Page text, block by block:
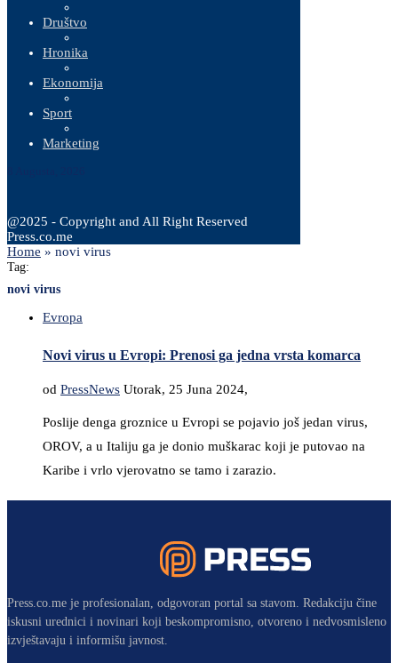
Društvo
Hronika
Ekonomija
Sport
Marketing
@2025 - Copyright and All Right Reserved
Press.co.me
Home » novi virus
Tag:
novi virus
Evropa
Novi virus u Evropi: Prenosi ga jedna vrsta komarca
od PressNews Utorak, 25 Juna 2024,
Poslije denga groznice u Evropi se pojavio još jedan virus,
OROV, a u Italiju ga je donio muškarac koji je putovao na
Karibe i vrlo vjerovatno se tamo i zarazio.
Press.co.me je profesionalan, odgovoran portal sa stavom. Redakciju čine
iskusni urednici i novinari koji beskompromisno, otvoreno i nedvosmisleno
izvještavaju i informišu javnost.